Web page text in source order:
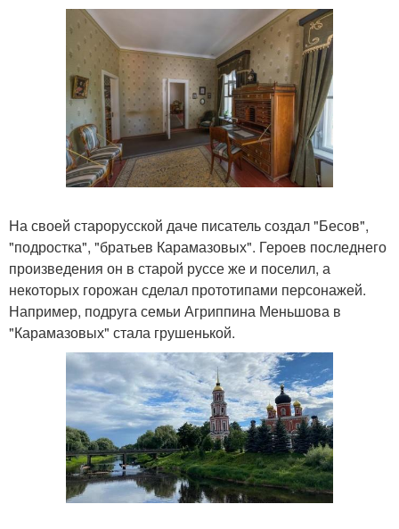
На своей старорусской даче писатель создал "Бесов",
"подростка", "братьев Карамазовых". Героев последнего
произведения он в старой руссе же и поселил, а
некоторых горожан сделал прототипами персонажей.
Например, подруга семьи Агриппина Меньшова в
"Карамазовых" стала грушенькой.